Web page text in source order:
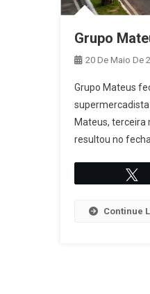
Grupo
20 De Maio De
Grupo Mateus
Mateus, terceira
resultou no
Continue